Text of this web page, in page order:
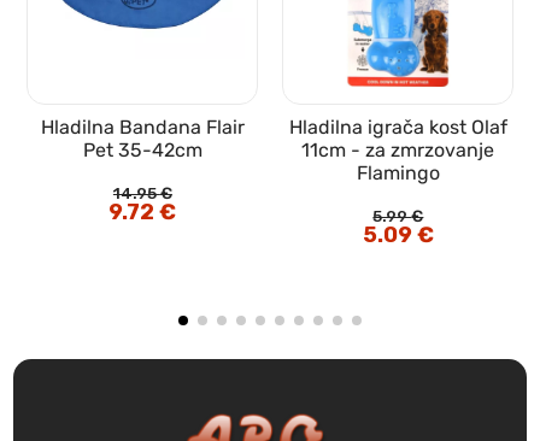
Hladilna Bandana Flair
Pet 35-42cm
14.95€
Izvirna
cena
9.72€Trenutna
cena
Hladilna igrača kost Olaf
11cm - za zmrzovanje
Flamingo
5.99€
Izvirna
cena
5.09€Trenutna
cena